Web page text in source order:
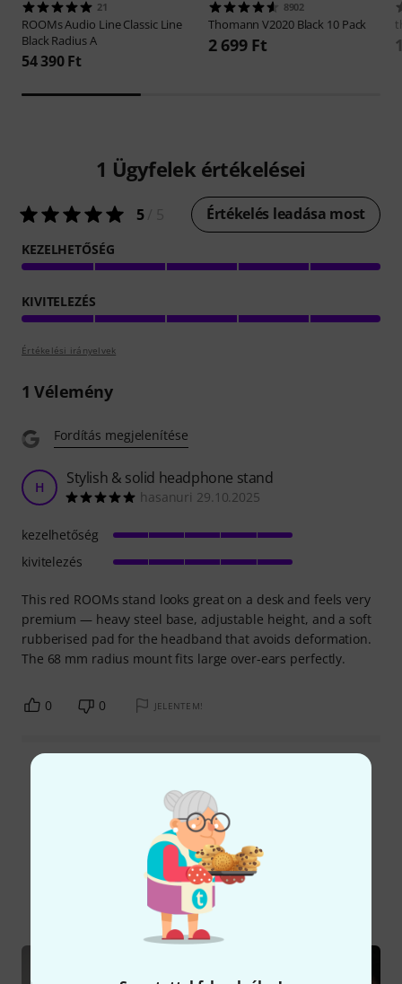
21
ROOMs Audio LineClassic Line
Black Radius A
54 390 Ft
8902
ThomannV2020 Black 10 Pack
2 699 Ft
1 Ügyfelek értékelései
5/ 5 Értékelés leadása most
KEZELHETŐSÉG
KIVITELEZÉS
Értékelési irányelvek
1 Vélemény
Fordítás megjelenítése
H Stylish & solid headphone stand
hasanuri 29.10.2025
This red ROOMs stand looks great on a desk and feels very
premium — heavy steel base, adjustable height, and a soft
rubberised pad for the headband that avoids deformation.
The 68 mm radius mount fits large over-ears perfectly.
kezelhetőség
kivitelezés
0 0 JELENTEM!
Tudtad?
Kalauz